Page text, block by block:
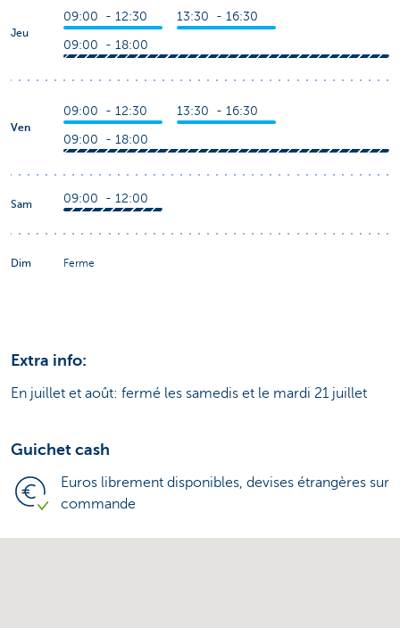
Jeu
09:00 - 12:30 13:30 - 16:30
09:00 - 18:00
Ven
09:00 - 12:30 13:30 - 16:30
09:00 - 18:00
Sam 09:00 - 12:00
Dim Ferme
Extra info:
En juillet et août: fermé les samedis et le mardi 21 juillet
Guichet cash
Euros librement disponibles, devises étrangères sur
commande